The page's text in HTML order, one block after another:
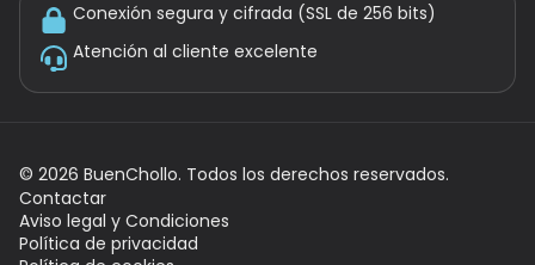
Conexión segura y cifrada (SSL de 256 bits)
Atención al cliente excelente
© 2026 BuenChollo. Todos los derechos reservados.
Contactar
Aviso legal y Condiciones
Política de privacidad